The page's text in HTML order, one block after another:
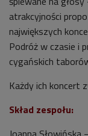
atrakcyjności
największych
Podróż w czasie i
cygańskich
Każdy ich koncert
Skład zespołu: